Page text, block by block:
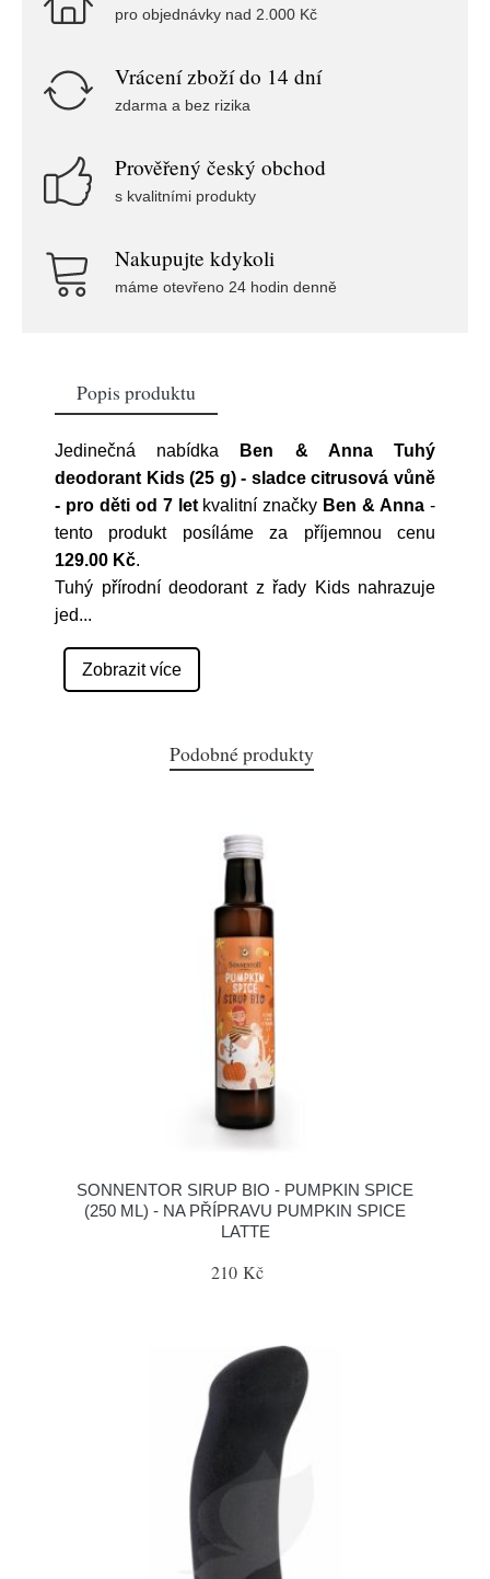
pro objednávky nad 2.000 Kč
Vrácení zboží do 14 dní
zdarma a bez rizika
Prověřený český obchod
s kvalitními produkty
Nakupujte kdykoli
máme otevřeno 24 hodin denně
Popis produktu
Jedinečná nabídka
Ben & Anna Tuhý
deodorant Kids (25 g) - sladce citrusová vůně
- pro děti od 7 letkvalitní značky Ben & Anna -
tento produkt posíláme za příjemnou cenu
129.00 Kč.
Tuhý přírodní deodorant z řady Kids nahrazuje
jed...
Zobrazit více
Podobné produkty
SONNENTOR SIRUP BIO - PUMPKIN SPICE
(250 ML) - NA PŘÍPRAVU PUMPKIN SPICE
LATTE
210 Kč